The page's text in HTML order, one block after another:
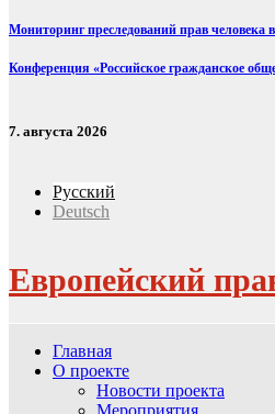
Мониторинг преследований прав человека
Конференция «Российское гражданское
7. августа 2026
Русский
Deutsch
Европейский
Главная
О проекте
Новости проекта